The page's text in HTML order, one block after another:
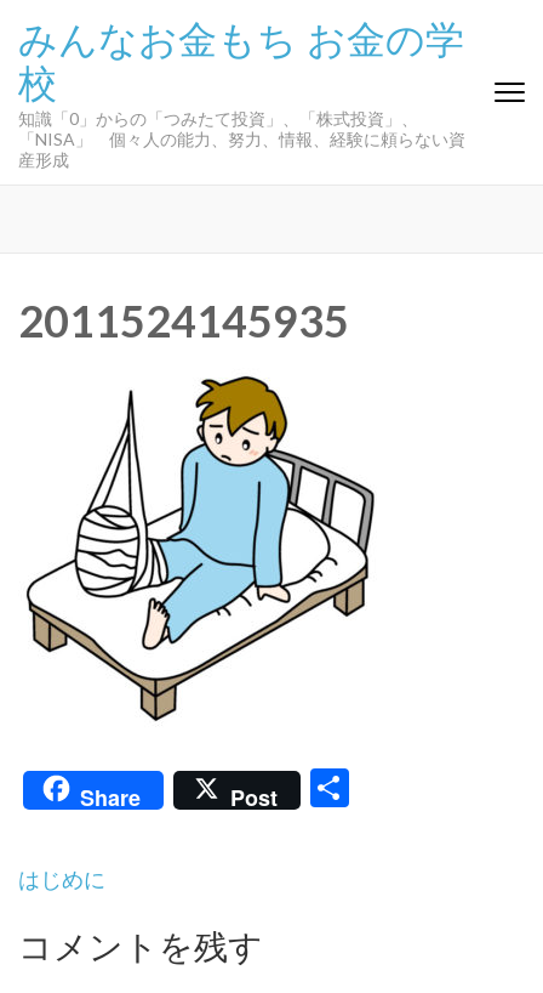
ン
テ
ン
ツ
へ
(Enter
みんなお金もち お金の学
校
知識「0」からの「つみたて投資」、「株式投資」、
「NISA」 個々人の能力、努力、情報、経験に頼らない資
産形成
2011524145935
Share Post
投
ナ
ビ
はじめに
コメントを残す